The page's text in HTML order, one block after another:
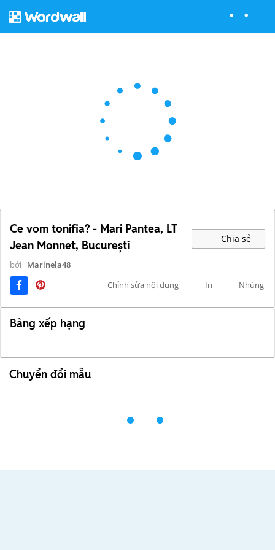
Ce vom tonifia? - Mari Pantea, LT
Jean Monnet, București
Chia sẻ
bởi
Marinela48
Chỉnh sửa nội dung
In Nhúng
Bảng xếp hạng
Chuyển đổi mẫu